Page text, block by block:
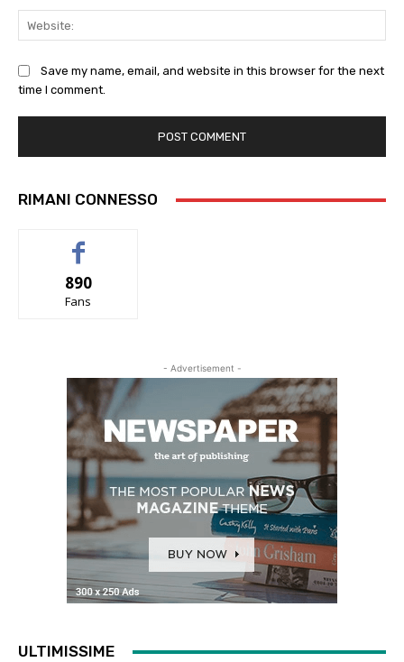
Save my name, email, and website in this browser for the next
time I comment.
RIMANI CONNESSO
890
Fans
- Advertisement -
ULTIMISSIME